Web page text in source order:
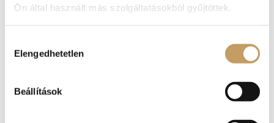
Ön által használt más szolgáltatásokból gyűjtöttek.
kiválasztása
Elengedhetetlen
Beállítások
A Renaissance Étterem legújabb napi ajánlataiból